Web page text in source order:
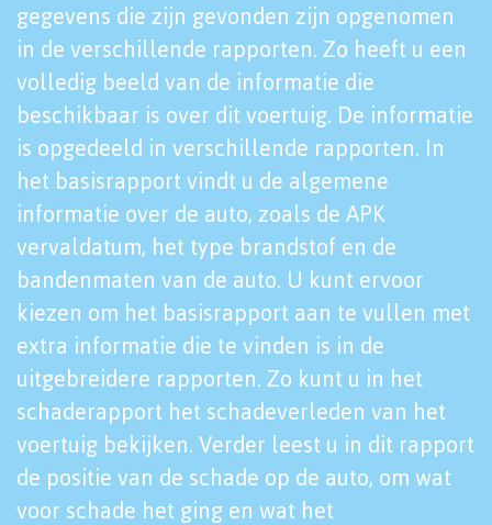
gegevens die zijn gevonden zijn opgenomen
in de verschillende rapporten. Zo heeft u een
volledig beeld van de informatie die
beschikbaar is over dit voertuig. De informatie
is opgedeeld in verschillende rapporten. In
het basisrapport vindt u de algemene
informatie over de auto, zoals de APK
vervaldatum, het type brandstof en de
bandenmaten van de auto. U kunt ervoor
kiezen om het basisrapport aan te vullen met
extra informatie die te vinden is in de
uitgebreidere rapporten. Zo kunt u in het
schaderapport het schadeverleden van het
voertuig bekijken. Verder leest u in dit rapport
de positie van de schade op de auto, om wat
voor schade het ging en wat het